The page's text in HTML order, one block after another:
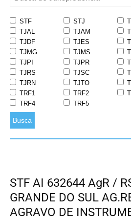
STF STJ
TJAL
TJAM
TJDF
TJES
TJMG
TJMS
TJPI
TJPR
TJRS
TJSC
TJRN
TJTO
TRF1
TRF2
TRF4
TRF5
Busca
STF AI 632644 AgR /
GRANDE DO SUL
AGRAVO DE